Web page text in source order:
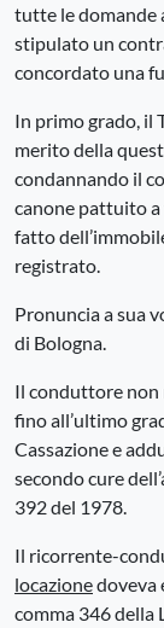
tutte le domande
stipulato un
concordato una
In primo grado, il
merito della
condannando il
canone pattuito
fatto
registrato.
Pronuncia a sua
di Bologna.
Il conduttore non
fino all’ultimo
Cassazione e
secondo cure
392 del 1978.
Il ricorrente-
locazionedoveva
comma 346 della